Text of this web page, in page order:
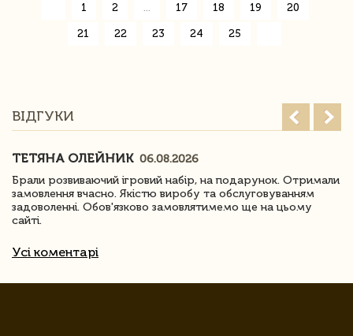
1 2 17 18 19 20
21 22 23 24 25
ВІДГУКИ
ТЕТЯНА ОЛЕЙНИК 06.08.2026
Брали розвиваючий ігровий набір, на подарунок. Отримали
замовлення вчасно. Якістю виробу та обслуговуванням
задоволенні. Обов'язково замовлятимемо ще на цьому
сайті.
Усі коментарі